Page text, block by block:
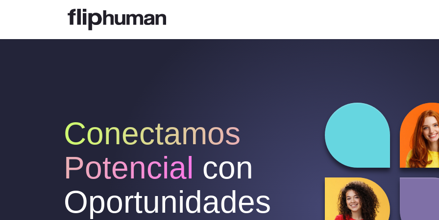
Conectamos
Potencial con
Oportunidades